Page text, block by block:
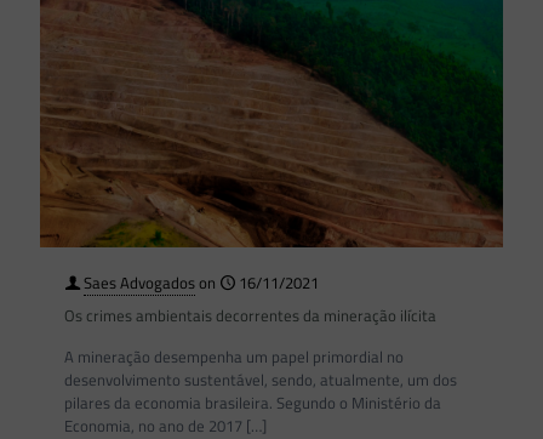
Saes Advogadoson
16/11/2021
Os crimes ambientais decorrentes da mineração ilícita
A mineração desempenha um papel primordial no
desenvolvimento sustentável, sendo, atualmente, um dos
pilares da economia brasileira. Segundo o Ministério da
Economia, no ano de 2017 […]